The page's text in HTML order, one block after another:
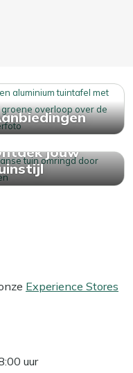
jouw
Experience Stores
uur